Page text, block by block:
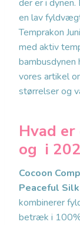
der er i
en lav
Temprakon
med aktiv
bambusdynen
vores artikel
størrelser og
Hvad
og i
Cocoon
Peaceful Silk
kombinerer
betræk i